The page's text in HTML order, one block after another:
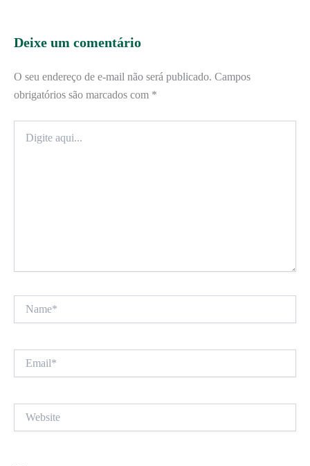
Deixe um comentário
O seu endereço de e-mail não será publicado. Campos
obrigatórios são marcados com *
aqui...